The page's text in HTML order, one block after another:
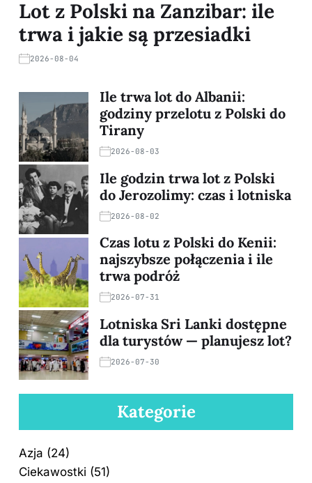
Lot z Polski na Zanzibar: ile
trwa i jakie są przesiadki
2026-08-04
Ile trwa lot do Albanii:
godziny przelotu z Polski do
Tirany
2026-08-03
Ile godzin trwa lot z Polski
do Jerozolimy: czas i lotniska
2026-08-02
Czas lotu z Polski do Kenii:
najszybsze połączenia i ile
trwa podróż
2026-07-31
Lotniska Sri Lanki dostępne
dla turystów — planujesz lot?
2026-07-30
Kategorie
Azja (24)
Ciekawostki (51)